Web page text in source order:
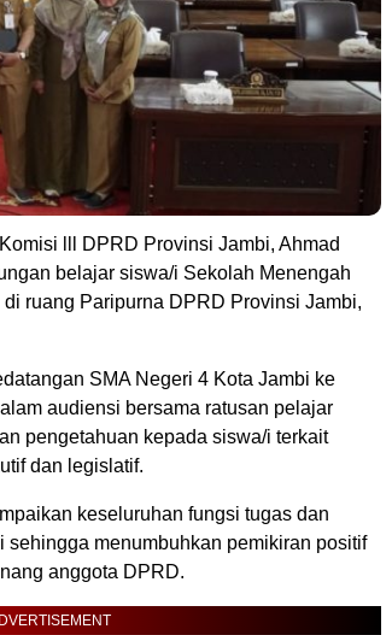
lll DPRD Provinsi Jambi, Ahmad
belajar siswa/i Sekolah Menengah
ruang Paripurna DPRD Provinsi Jambi,
SMA Negeri 4 Kota Jambi ke
audiensi bersama ratusan pelajar
pengetahuan kepada siswa/i terkait
dan legislatif.
keseluruhan fungsi tugas dan
menumbuhkan pemikiran positif
anggota DPRD.